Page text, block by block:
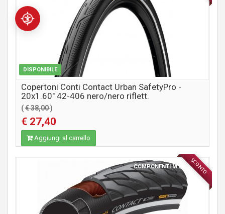
DISPONIBILE
Copertoni Conti Contact Urban SafetyPro -
20x1.60" 42-406 nero/nero riflett.
(€ 38,00)
€ 27,40
Aggiungi al carrello
SCONTO
COMPONENTI MTB / CITY